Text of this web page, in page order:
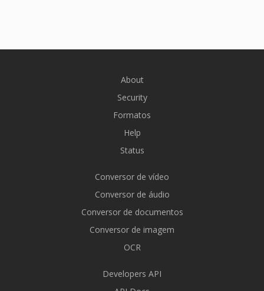
About
Security
Formatos
Help
Status
Conversor de vídeo
Conversor de áudio
Conversor de documentos
Conversor de imagem
OCR
Developers API